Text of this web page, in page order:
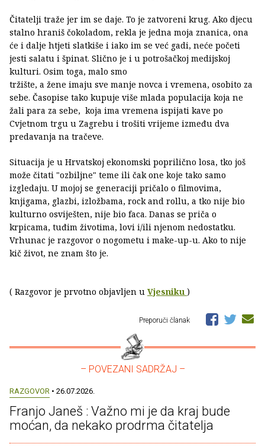
Čitatelji traže jer im se daje. To je zatvoreni krug. Ako djecu
stalno hraniš čokoladom, rekla je jedna moja znanica, ona
će i dalje htjeti slatkiše i iako im se već gadi, neće početi
jesti salatu i špinat. Slično je i u potrošačkoj medijskoj
kulturi. Osim toga, malo smo
tržište, a žene imaju sve manje novca i vremena, osobito za
sebe. Časopise tako kupuje više mlada populacija koja ne
žali para za sebe, koja ima vremena ispijati kave po
Cvjetnom trgu u Zagrebu i trošiti vrijeme između dva
predavanja na tračeve.
Situacija je u Hrvatskoj ekonomski poprilično losa, tko još
može čitati "ozbiljne" teme ili čak one koje tako samo
izgledaju. U mojoj se generaciji pričalo o filmovima,
knjigama, glazbi, izložbama, rock and rollu, a tko nije bio
kulturno osviješten, nije bio faca. Danas se priča o
krpicama, tuđim životima, lovi i/ili njenom nedostatku.
Vrhunac je razgovor o nogometu i make-up-u. Ako to nije
kič život, ne znam što je.
( Razgovor je prvotno objavljen u Vjesniku )
Preporuči članak
– POVEZANI SADRŽAJ –
RAZGOVOR • 26.07.2026.
Franjo Janeš : Važno mi je da kraj bude
moćan, da nekako prodrma čitatelja